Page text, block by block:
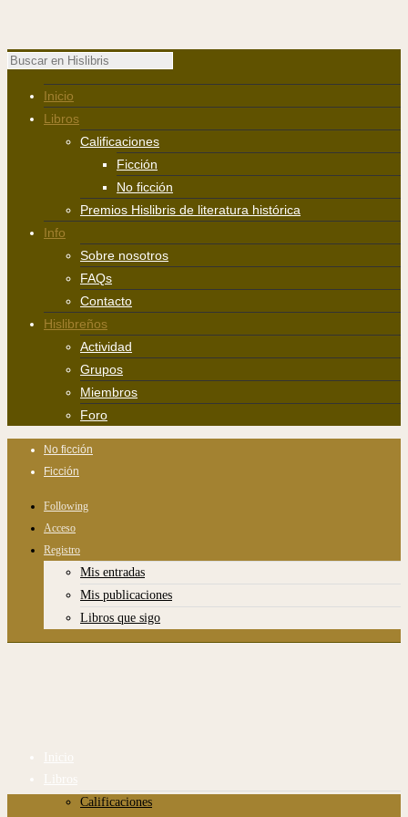
Inicio
Libros
Calificaciones
Ficción
No ficción
Premios Hislibris de literatura histórica
Info
Sobre nosotros
FAQs
Contacto
Hislibreños
Actividad
Grupos
Miembros
Foro
No ficción
Ficción
Following
Acceso
Registro
Mis entradas
Mis publicaciones
Libros que sigo
Inicio
Libros
Calificaciones